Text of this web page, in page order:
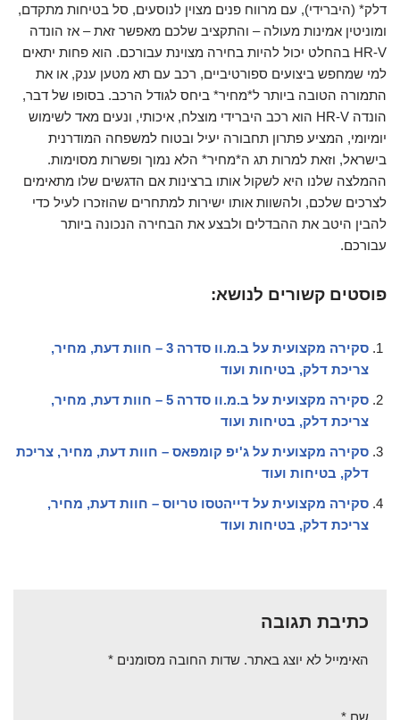
דלק* (היברידי), עם מרווח פנים מצוין לנוסעים, סל בטיחות מתקדם,
ומוניטין אמינות מעולה – והתקציב שלכם מאפשר זאת – אז הונדה
HR-V בהחלט יכול להיות בחירה מצוינת עבורכם. הוא פחות יתאים
למי שמחפש ביצועים ספורטיביים, רכב עם תא מטען ענק, או את
התמורה הטובה ביותר ל*מחיר* ביחס לגודל הרכב. בסופו של דבר,
הונדה HR-V הוא רכב היברידי מוצלח, איכותי, ונעים מאד לשימוש
יומיומי, המציע פתרון תחבורה יעיל ובטוח למשפחה המודרנית
בישראל, וזאת למרות תג ה*מחיר* הלא נמוך ופשרות מסוימות.
ההמלצה שלנו היא לשקול אותו ברצינות אם הדגשים שלו מתאימים
לצרכים שלכם, ולהשוות אותו ישירות למתחרים שהוזכרו לעיל כדי
להבין היטב את ההבדלים ולבצע את הבחירה הנכונה ביותר
עבורכם.
פוסטים קשורים לנושא:
סקירה מקצועית על ב.מ.וו סדרה 3 – חוות דעת, מחיר,
צריכת דלק, בטיחות ועוד
סקירה מקצועית על ב.מ.וו סדרה 5 – חוות דעת, מחיר,
צריכת דלק, בטיחות ועוד
סקירה מקצועית על ג'יפ קומפאס – חוות דעת, מחיר, צריכת
דלק, בטיחות ועוד
סקירה מקצועית על דייהטסו טריוס – חוות דעת, מחיר,
צריכת דלק, בטיחות ועוד
כתיבת תגובה
האימייל לא יוצג באתר. שדות החובה מסומנים *
שם *